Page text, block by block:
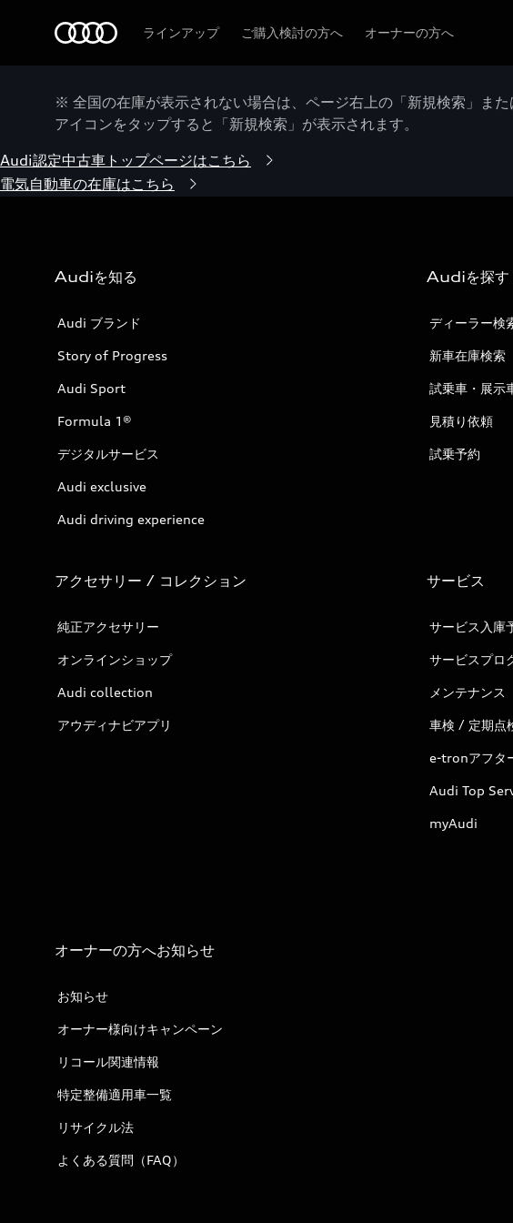
ラインアップ ご購入検討の方へ オーナーの方へ
※ 全国の在庫が表示されない場合は、ページ右上の「新規検索」ま
アイコンをタップすると「新規検索」が表示されます。
Audi認定中古車トップページはこちら
電気自動車の在庫はこちら
Audiを知る
Audi ブランド
Story of Progress
Audi Sport
Formula 1®
デジタルサービス
Audi exclusive
Audi driving experience
Audiを探す
ディーラー検
新車在庫検索
試乗車・展示
見積り依頼
試乗予約
アクセサリー / コレクション
純正アクセサリー
オンラインショップ
Audi collection
アウディナビアプリ
サービス
サービス入庫
サービスプロ
メンテナンス
車検 / 定期点
e-tronアフタ
Audi Top
myAudi
オーナーの方へお知らせ
お知らせ
オーナー様向けキャンペーン
リコール関連情報
特定整備適用車一覧
リサイクル法
よくある質問（FAQ）